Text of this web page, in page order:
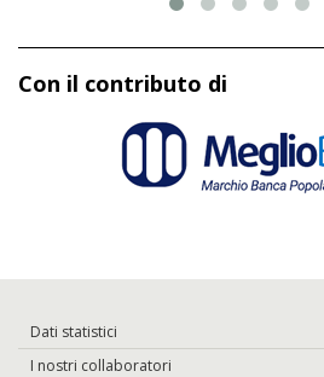
Con il contributo di
Dati statistici
I nostri collaboratori